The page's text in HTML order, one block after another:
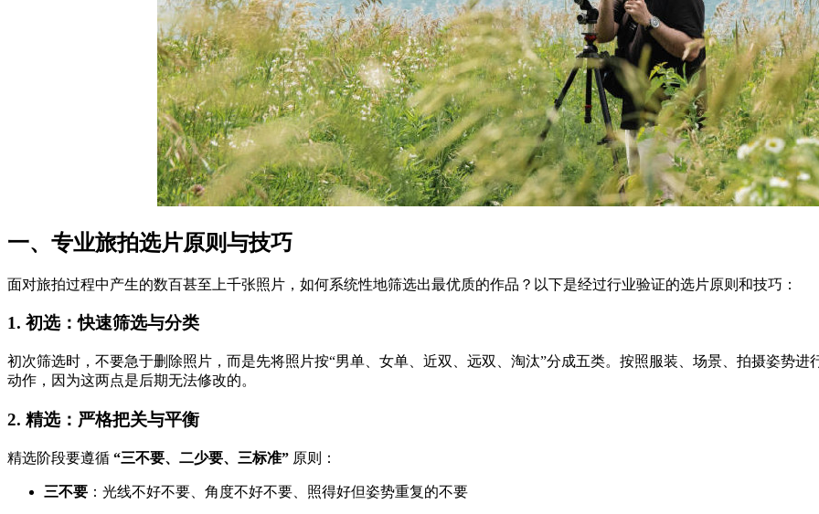
一、专业旅拍选片原则与技巧
面对旅拍过程中产生的数百甚至上千张照片，如何系统性地筛选出最优质的作品？以下是经过行业验证的选片原则和技巧：
1. 初选：快速筛选与分类
初次筛选时，不要急于删除照片，而是先将照片按“男单、女单、近双、远双、淘汰”分成五类。按照服装、场景、拍摄姿势
动作，因为这两点是后期无法修改的。
2. 精选：严格把关与平衡
精选阶段要遵循 “三不要、二少要、三标准” 原则：
三不要 ：光线不好不要、角度不好不要、照得好但姿势重复的不要